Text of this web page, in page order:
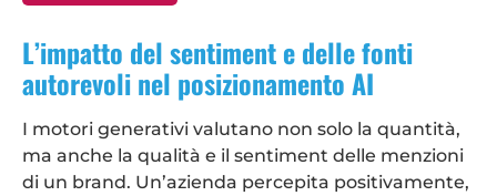
L’impatto del sentiment e delle fonti
autorevoli nel posizionamento AI
I motori generativi valutano non solo la quantità,
ma anche la qualità e il sentiment delle menzioni
di un brand. Un’azienda percepita positivamente,